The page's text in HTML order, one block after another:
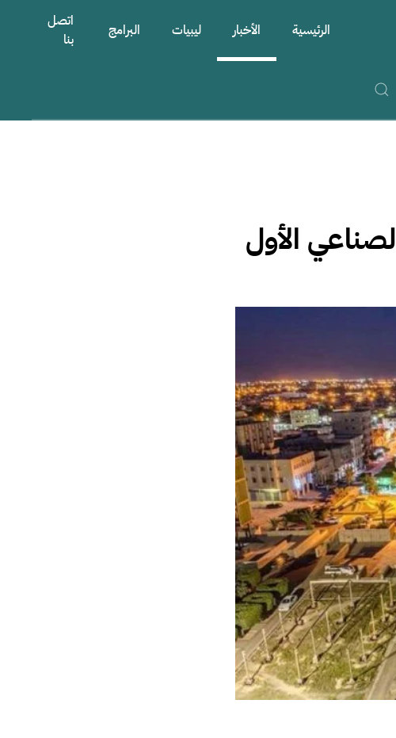
الرئيسية الأخبار ليبيات البرامج
اتصل
بنا
الأول